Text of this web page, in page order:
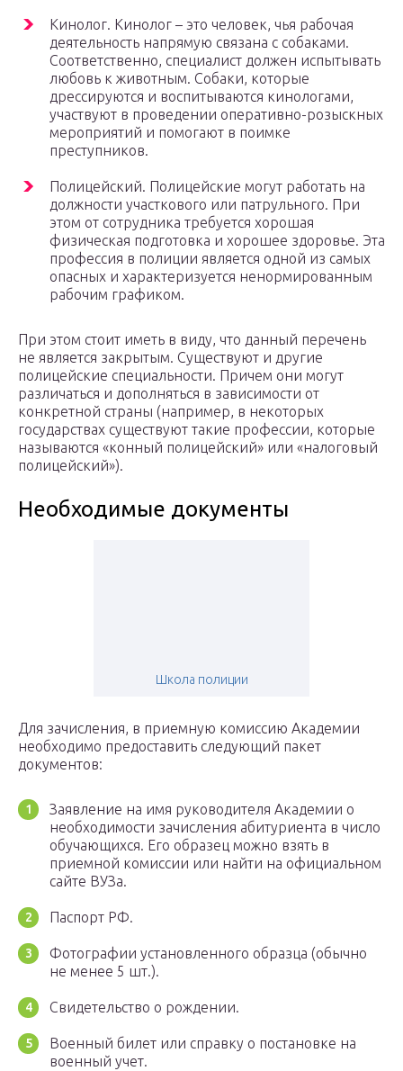
Кинолог. Кинолог – это человек, чья рабочая
деятельность напрямую связана с собаками.
Соответственно, специалист должен испытывать
любовь к животным. Собаки, которые
дрессируются и воспитываются кинологами,
участвуют в проведении оперативно-розыскных
мероприятий и помогают в поимке
преступников.
Полицейский. Полицейские могут работать на
должности участкового или патрульного. При
этом от сотрудника требуется хорошая
физическая подготовка и хорошее здоровье. Эта
профессия в полиции является одной из самых
опасных и характеризуется ненормированным
рабочим графиком.
При этом стоит иметь в виду, что данный перечень
не является закрытым. Существуют и другие
полицейские специальности. Причем они могут
различаться и дополняться в зависимости от
конкретной страны (например, в некоторых
государствах существуют такие профессии, которые
называются «конный полицейский» или «налоговый
полицейский»).
Необходимые документы
Школа полиции
Для зачисления, в приемную комиссию Академии
необходимо предоставить следующий пакет
документов:
Заявление на имя руководителя Академии о
необходимости зачисления абитуриента в число
обучающихся. Его образец можно взять в
приемной комиссии или найти на официальном
сайте ВУЗа.
Паспорт РФ.
Фотографии установленного образца (обычно
не менее 5 шт.).
Свидетельство о рождении.
Военный билет или справку о постановке на
военный учет.